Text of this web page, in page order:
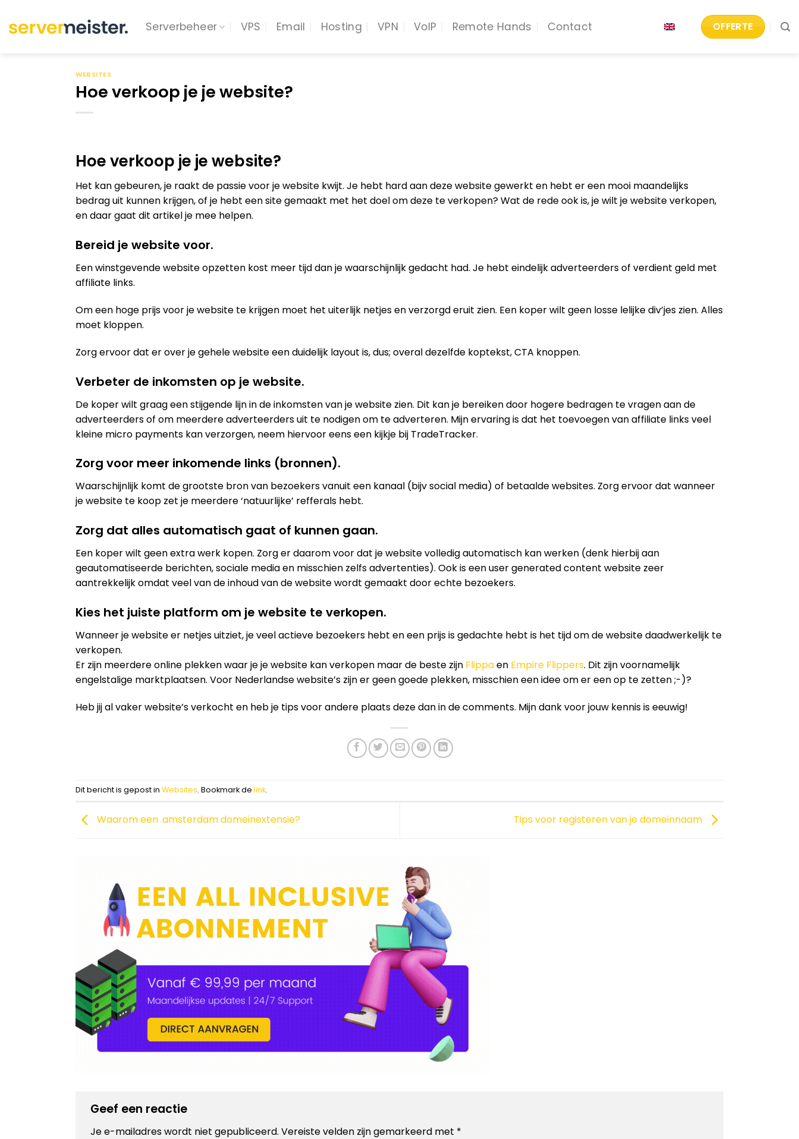
naar
inhoud
Serverbeheer VPS Email Hosting VPN VoIP Remote Hands Contact OFFERTE
WEBSITES
Hoe verkoop je je website?
Hoe verkoop je je website?
Het kan gebeuren, je raakt de passie voor je website kwijt. Je hebt hard aan deze website gewerkt en hebt er een mooi maandelijks
bedrag uit kunnen krijgen, of je hebt een site gemaakt met het doel om deze te verkopen? Wat de rede ook is, je wilt je website verkopen,
en daar gaat dit artikel je mee helpen.
Bereid je website voor.
Een winstgevende website opzetten kost meer tijd dan je waarschijnlijk gedacht had. Je hebt eindelijk adverteerders of verdient geld met
affiliate links.
Om een hoge prijs voor je website te krijgen moet het uiterlijk netjes en verzorgd eruit zien. Een koper wilt geen losse lelijke div’jes zien. Alles
moet kloppen.
Zorg ervoor dat er over je gehele website een duidelijk layout is, dus; overal dezelfde koptekst, CTA knoppen.
Verbeter de inkomsten op je website.
De koper wilt graag een stijgende lijn in de inkomsten van je website zien. Dit kan je bereiken door hogere bedragen te vragen aan de
adverteerders of om meerdere adverteerders uit te nodigen om te adverteren. Mijn ervaring is dat het toevoegen van affiliate links veel
kleine micro payments kan verzorgen, neem hiervoor eens een kijkje bij TradeTracker.
Zorg voor meer inkomende links (bronnen).
Waarschijnlijk komt de grootste bron van bezoekers vanuit een kanaal (bijv social media) of betaalde websites. Zorg ervoor dat wanneer
je website te koop zet je meerdere ‘natuurlijke’ refferals hebt.
Zorg dat alles automatisch gaat of kunnen gaan.
Een koper wilt geen extra werk kopen. Zorg er daarom voor dat je website volledig automatisch kan werken (denk hierbij aan
geautomatiseerde berichten, sociale media en misschien zelfs advertenties). Ook is een user generated content website zeer
aantrekkelijk omdat veel van de inhoud van de website wordt gemaakt door echte bezoekers.
Kies het juiste platform om je website te verkopen.
Wanneer je website er netjes uitziet, je veel actieve bezoekers hebt en een prijs is gedachte hebt is het tijd om de website daadwerkelijk te
verkopen.
Er zijn meerdere online plekken waar je je website kan verkopen maar de beste zijn Flippaen Empire Flippers. Dit zijn voornamelijk
engelstalige marktplaatsen. Voor Nederlandse website’s zijn er geen goede plekken, misschien een idee om er een op te zetten ;-)?
Heb jij al vaker website’s verkocht en heb je tips voor andere plaats deze dan in de comments. Mijn dank voor jouw kennis is eeuwig!
Dit bericht is gepost in Websites. Bookmark de link.
Waarom een .amsterdam domeinextensie? Tips voor registeren van je domeinnaam
Geef een reactie
Je e-mailadres wordt niet gepubliceerd. Vereiste velden zijn gemarkeerd met *
Alternative: